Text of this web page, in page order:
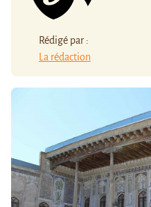
Rédigé par :
La rédaction